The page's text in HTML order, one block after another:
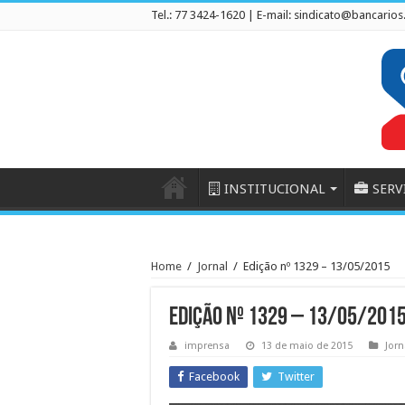
Tel.: 77 3424-1620 | E-mail:
INSTITUCIONAL
Home / Jornal / Edição nº 1329 – 13/05/2015
Edição nº 1329 – 13/05/
imprensa 13 de maio de 2015
Facebook Twitter